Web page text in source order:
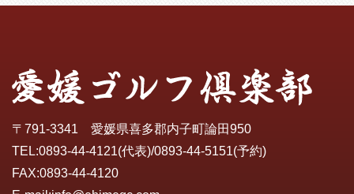
〒791-3341 愛媛県喜多郡内子町論田950
TEL:0893-44-4121(代表)/0893-44-5151(予約)
FAX:0893-44-4120